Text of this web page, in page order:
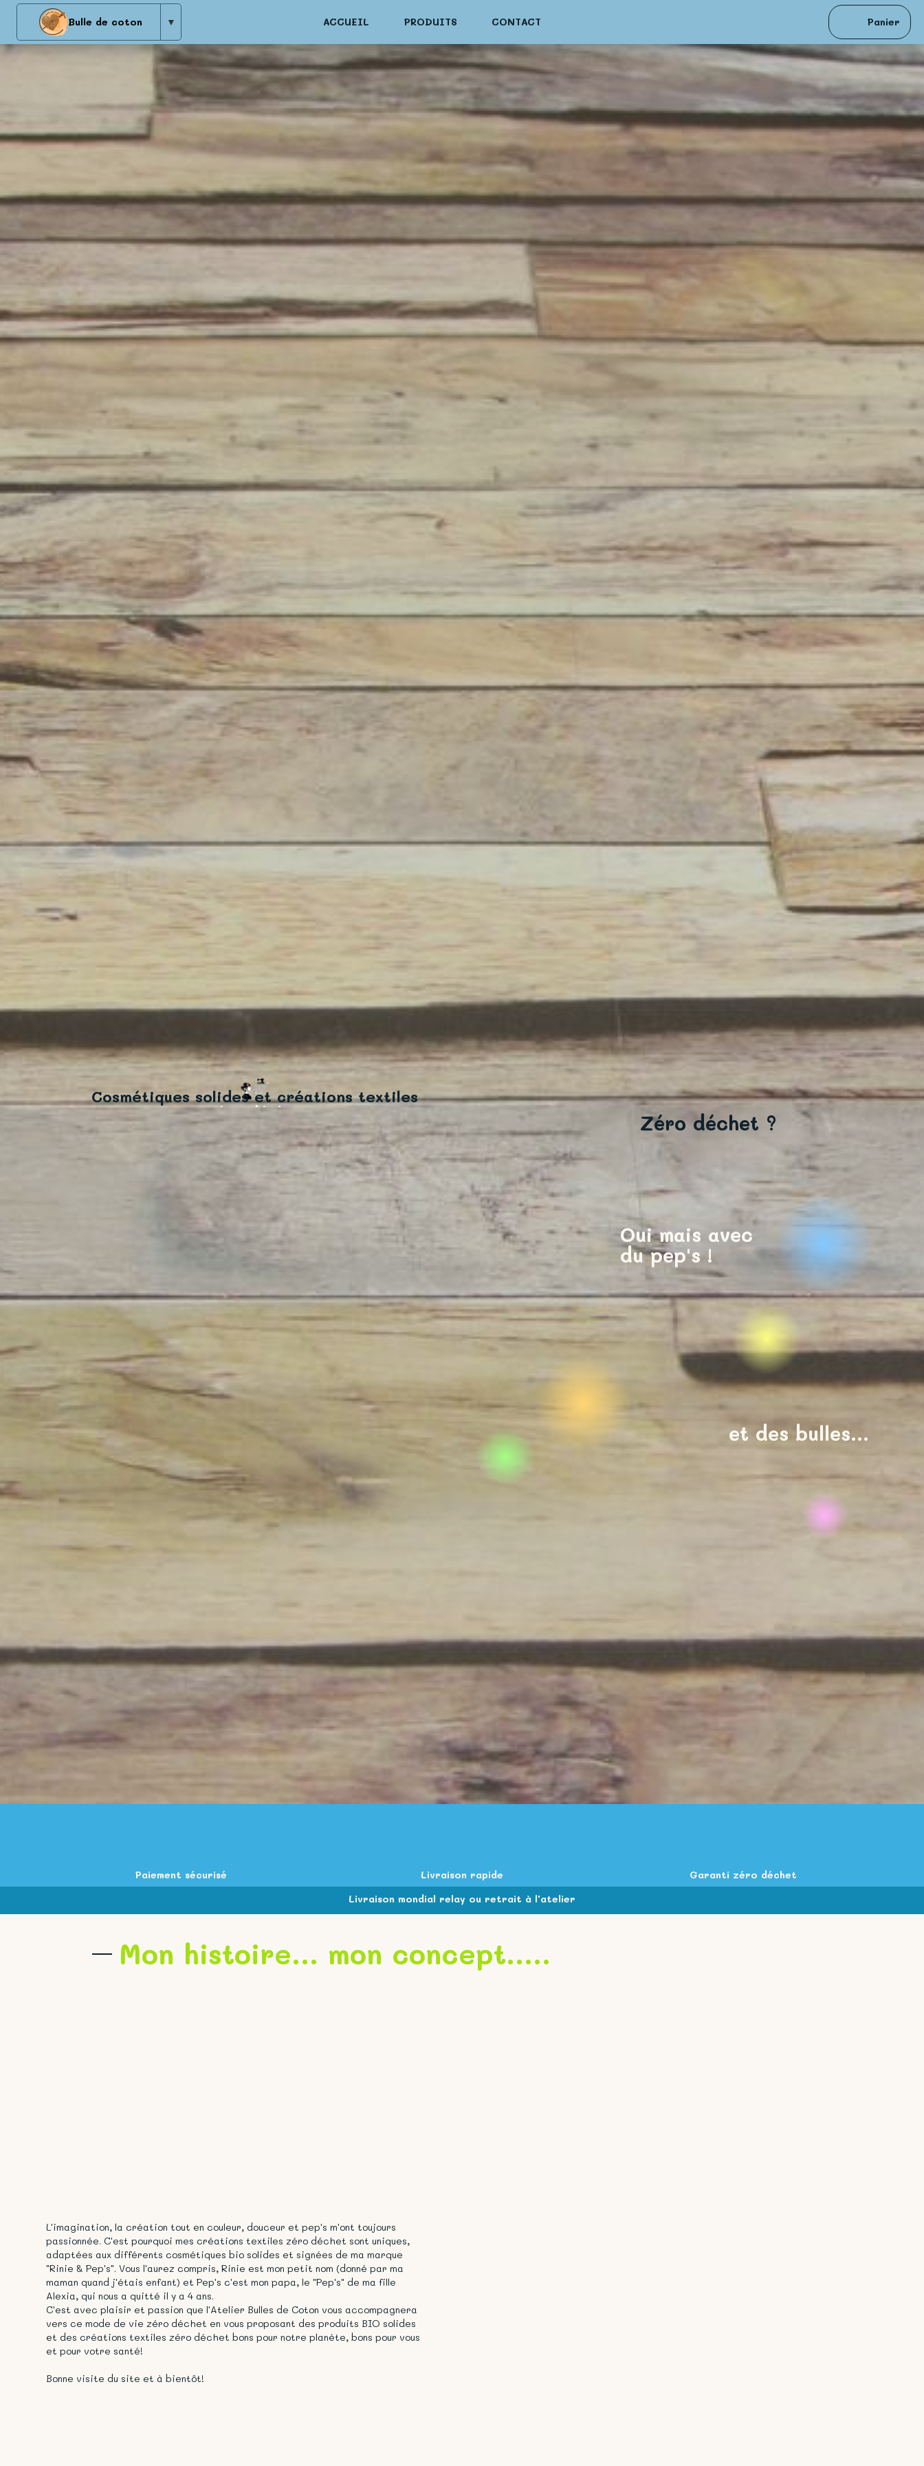
Bulle de coton ▼ ACCUEIL PRODUITS CONTACT Panier
Cosmétiques solides et créations textiles
zéro déchet Zéro déchet ?
Oui mais avec
du pep's !
et des bulles...
Paiement sécurisé Livraison rapide
Garanti zéro déchet
Livraison mondial relay ou retrait à l'atelier
Mon histoire... mon concept.....
L'imagination, la création tout en couleur, douceur et pep's m'ont toujours
passionnée. C'est pourquoi mes créations textiles zéro déchet sont uniques,
adaptées aux différents cosmétiques bio solides et signées de ma marque
"Rinie & Pep's". Vous l'aurez compris, Rinie est mon petit nom (donné par ma
maman quand j'étais enfant) et Pep's c'est mon papa, le "Pep's" de ma fille
Alexia, qui nous a quitté il y a 4 ans.
C'est avec plaisir et passion que l'Atelier Bulles de Coton vous accompagnera
vers ce mode de vie zéro déchet en vous proposant des produits BIO solides
et des créations textiles zéro déchet bons pour notre planète, bons pour vous
et pour votre santé!
Bonne visite du site et à bientôt!